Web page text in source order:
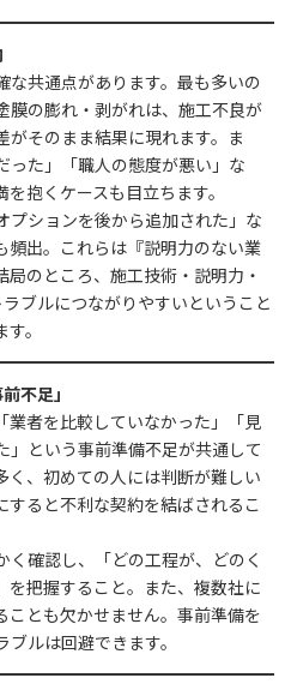
共通点があります。最も多いの
膜の膨れ・剥がれは、施工不良が
がそのまま結果に現れます。ま
った」「職人の態度が悪い」な
抱くケースも目立ちます。
プションを後から追加された」な
頻出。これらは『説明力のない業
のところ、施工技術・説明力・
ブルにつながりやすいということ
。
不足」
業者を比較していなかった」「見
という事前準備不足が共通して
く、初めての人には判断が難しい
ると不利な契約を結ばされるこ
確認し、「どの工程が、どのく
を把握すること。また、複数社に
ことも欠かせません。事前準備を
ルは回避できます。